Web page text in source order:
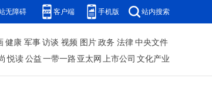
无障碍 客户端 手机版 站内搜索
健康 军事 访谈 视频 图片 政务 法律 中央文件
悦读 公益 一带一路 亚太网 上市公司 文化产业